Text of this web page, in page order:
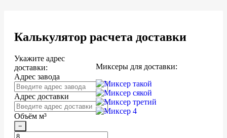
Калькулятор расчета доставки
Укажите адрес
доставки:
Адрес завода
Адрес доставки
Объём м³
−
Миксеры для доставки: